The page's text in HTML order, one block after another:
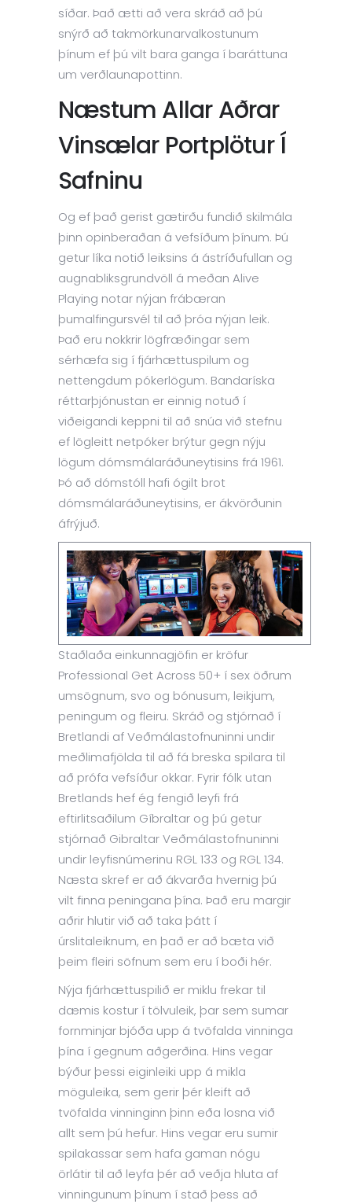
síðar. Það ætti að vera skráð að þú
snýrð að takmörkunarvalkostunum
þínum ef þú vilt bara ganga í baráttuna
um verðlaunapottinn.
Næstum Allar Aðrar
Vinsælar Portplötur Í
Safninu
Og ef það gerist gætirðu fundið skilmála
þinn opinberaðan á vefsíðum þínum. Þú
getur líka notið leiksins á ástríðufullan og
augnabliksgrundvöll á meðan Alive
Playing notar nýjan frábæran
þumalfingursvél til að þróa nýjan leik.
Það eru nokkrir lögfræðingar sem
sérhæfa sig í fjárhættuspilum og
nettengdum pókerlögum. Bandaríska
réttarþjónustan er einnig notuð í
viðeigandi keppni til að snúa við stefnu
ef lögleitt netpóker brýtur gegn nýju
lögum dómsmálaráðuneytisins frá 1961.
Þó að dómstóll hafi ógilt brot
dómsmálaráðuneytisins, er ákvörðunin
áfrýjuð.
Staðlaða einkunnagjöfin er kröfur
Professional Get Across 50+ í sex öðrum
umsögnum, svo og bónusum, leikjum,
peningum og fleiru. Skráð og stjórnað í
Bretlandi af Veðmálastofnuninni undir
meðlimafjölda til að fá breska spilara til
að prófa vefsíður okkar. Fyrir fólk utan
Bretlands hef ég fengið leyfi frá
eftirlitsaðilum Gíbraltar og þú getur
stjórnað Gibraltar Veðmálastofnuninni
undir leyfisnúmerinu RGL 133 og RGL 134.
Næsta skref er að ákvarða hvernig þú
vilt finna peningana þína. Það eru margir
aðrir hlutir við að taka þátt í
úrslitaleiknum, en það er að bæta við
þeim fleiri söfnum sem eru í boði hér.
Nýja fjárhættuspilið er miklu frekar til
dæmis kostur í tölvuleik, þar sem sumar
fornminjar bjóða upp á tvöfalda vinninga
þína í gegnum aðgerðina. Hins vegar
býður þessi eiginleiki upp á mikla
möguleika, sem gerir þér kleift að
tvöfalda vinninginn þinn eða losna við
allt sem þú hefur. Hins vegar eru sumir
spilakassar sem hafa gaman nógu
örlátir til að leyfa þér að veðja hluta af
vinningunum þínum í stað þess að